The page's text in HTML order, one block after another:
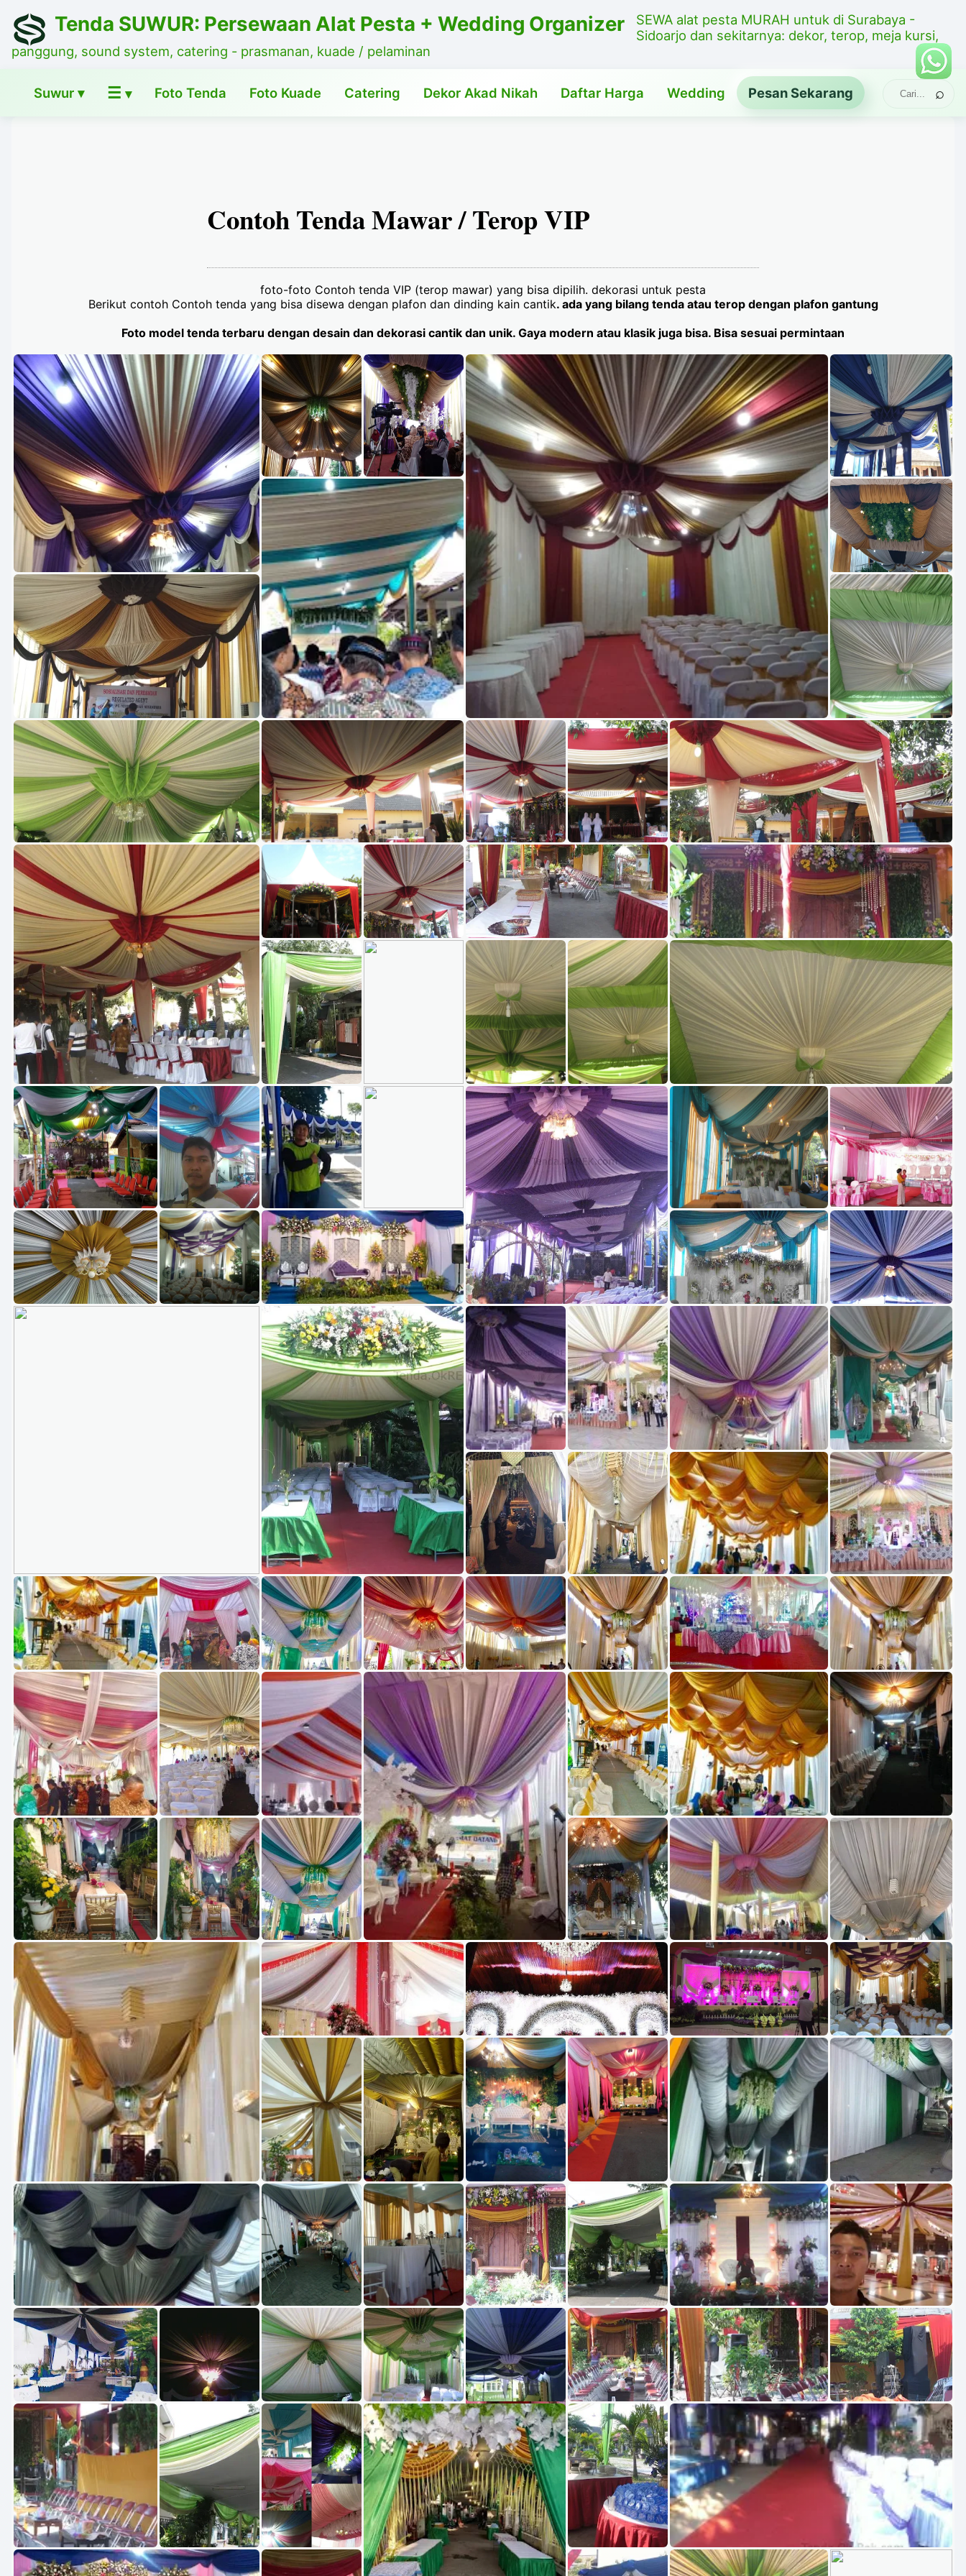
Tenda SUWUR: Persewaan Alat Pesta + Wedding Organizer
SEWA alat pesta MURAH untuk di Surabaya -
Sidoarjo dan sekitarnya: dekor, terop, meja kursi,
panggung, sound system, catering - prasmanan, kuade / pelaminan
Suwur ▾ ☰ ▾ Foto Tenda Foto Kuade Catering Dekor Akad Nikah Daftar Harga Wedding PesanSekarang
Contoh Tenda Mawar / Terop VIP
foto-foto Contoh tenda VIP (terop mawar) yang bisa dipilih. dekorasi untuk pesta
Berikut contoh Contoh tenda yang bisa disewa dengan plafon dan dinding kain cantik. ada yang bilang tenda atau terop dengan plafon gantung
Foto model tenda terbaru dengan desain dan dekorasi cantik dan unik. Gaya modern atau klasik juga bisa. Bisa sesuai permintaan